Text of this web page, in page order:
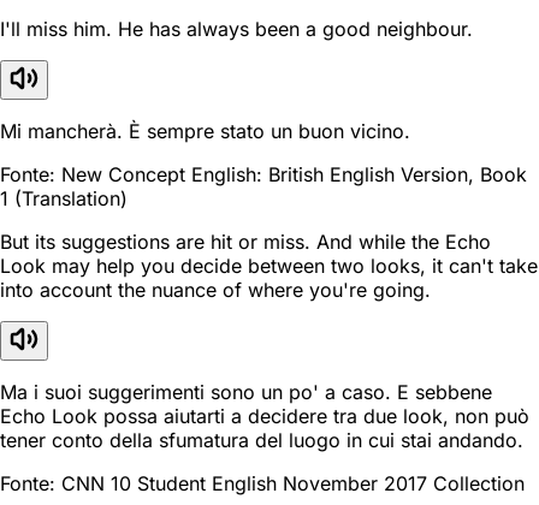
I'll miss him. He has always been a good neighbour.
Mi mancherà. È sempre stato un buon vicino.
Fonte: New Concept English: British English Version, Book
1 (Translation)
But its suggestions are hit or miss. And while the Echo
Look may help you decide between two looks, it can't take
into account the nuance of where you're going.
Ma i suoi suggerimenti sono un po' a caso. E sebbene
Echo Look possa aiutarti a decidere tra due look, non può
tener conto della sfumatura del luogo in cui stai andando.
Fonte: CNN 10 Student English November 2017 Collection